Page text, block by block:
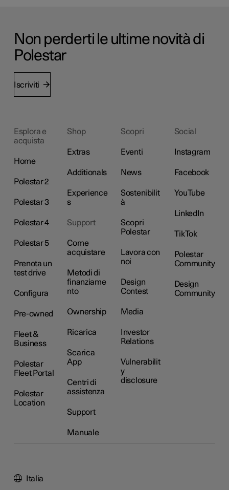
Non perderti le ultime novità di
Polestar
Iscriviti
Esplora e
acquista
Home
Polestar 2
Polestar 3
Polestar 4
Polestar 5
Prenota un
test drive
Configura
Pre-owned
Fleet &
Business
Polestar
Fleet Portal
Polestar
Location
Shop
Extras
Additionals
Experience
s
Support
Come
acquistare
Metodi di
finanziame
nto
Ownership
Ricarica
Scarica
App
Centri di
assistenza
Support
Manuale
Scopri
Eventi
News
Sostenibilit
à
Scopri
Polestar
Lavora con
noi
Design
Contest
Media
Investor
Relations
Vulnerabilit
y
disclosure
Social
Instagram
Facebook
YouTube
LinkedIn
TikTok
Polestar
Community
Design
Community
Italia